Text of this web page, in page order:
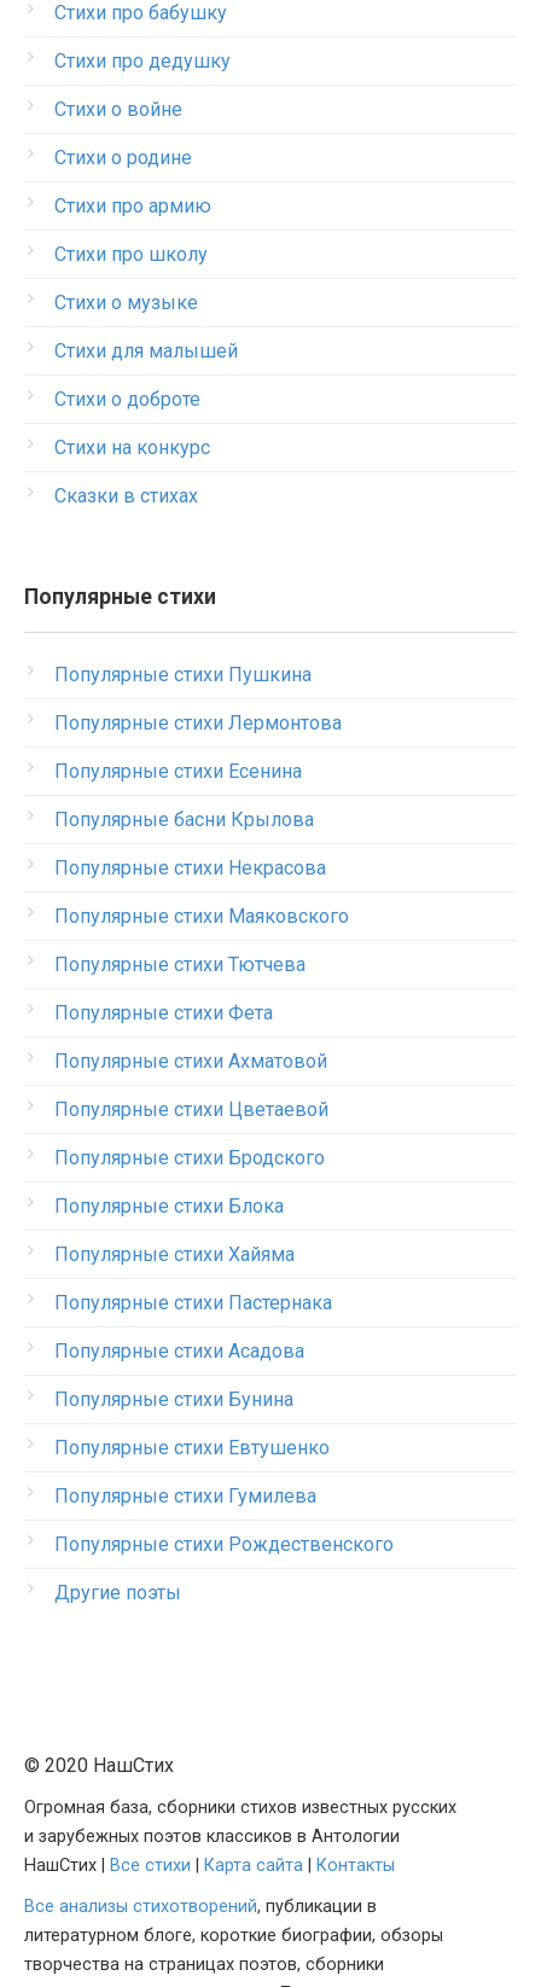
Стихи про бабушку
Стихи про дедушку
Стихи о войне
Стихи о родине
Стихи про армию
Стихи про школу
Стихи о музыке
Стихи для малышей
Стихи о доброте
Стихи на конкурс
Сказки в стихах
Популярные стихи
Популярные стихи Пушкина
Популярные стихи Лермонтова
Популярные стихи Есенина
Популярные басни Крылова
Популярные стихи Некрасова
Популярные стихи Маяковского
Популярные стихи Тютчева
Популярные стихи Фета
Популярные стихи Ахматовой
Популярные стихи Цветаевой
Популярные стихи Бродского
Популярные стихи Блока
Популярные стихи Хайяма
Популярные стихи Пастернака
Популярные стихи Асадова
Популярные стихи Бунина
Популярные стихи Евтушенко
Популярные стихи Гумилева
Популярные стихи Рождественского
Другие поэты
© 2020 НашСтих
Огромная база, сборники стихов известных русских
и зарубежных поэтов классиков в Антологии
НашСтих |
Все стихи Карта сайта
Контакты
Все анализы стихотворений, публикации в
литературном блоге, короткие биографии, обзоры
творчества на страницах поэтов, сборники